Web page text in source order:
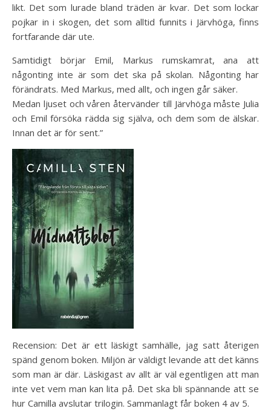
likt. Det som lurade bland träden är kvar. Det som lockar
pojkar in i skogen, det som alltid funnits i Järvhöga, finns
fortfarande där ute.
Samtidigt börjar Emil, Markus rumskamrat, ana att
någonting inte är som det ska på skolan. Någonting har
förändrats. Med Markus, med allt, och ingen går säker.
Medan ljuset och våren återvänder till Järvhöga måste Julia
och Emil försöka rädda sig själva, och dem som de älskar.
Innan det är för sent.”
Recension: Det är ett läskigt samhälle, jag satt återigen
spänd genom boken. Miljön är väldigt levande att det känns
som man är där. Läskigast av allt är väl egentligen att man
inte vet vem man kan lita på. Det ska bli spännande att se
hur Camilla avslutar trilogin. Sammanlagt får boken 4 av 5.